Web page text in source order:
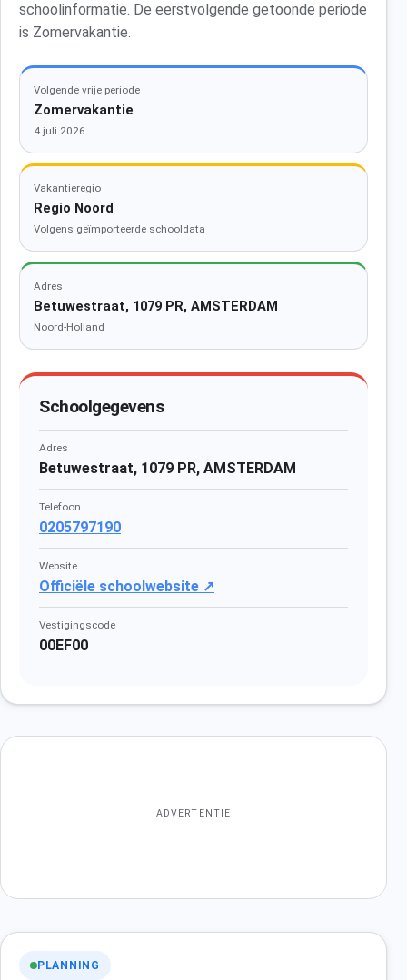
schoolinformatie. De eerstvolgende getoonde periode
is Zomervakantie.
Volgende vrije periode
Zomervakantie
4 juli 2026
Vakantieregio
Regio Noord
Volgens geïmporteerde schooldata
Adres
Betuwestraat, 1079 PR, AMSTERDAM
Noord-Holland
Schoolgegevens
Adres
Betuwestraat, 1079 PR, AMSTERDAM
Telefoon
0205797190
Website
Officiële schoolwebsite ↗
Vestigingscode
00EF00
ADVERTENTIE
PLANNING